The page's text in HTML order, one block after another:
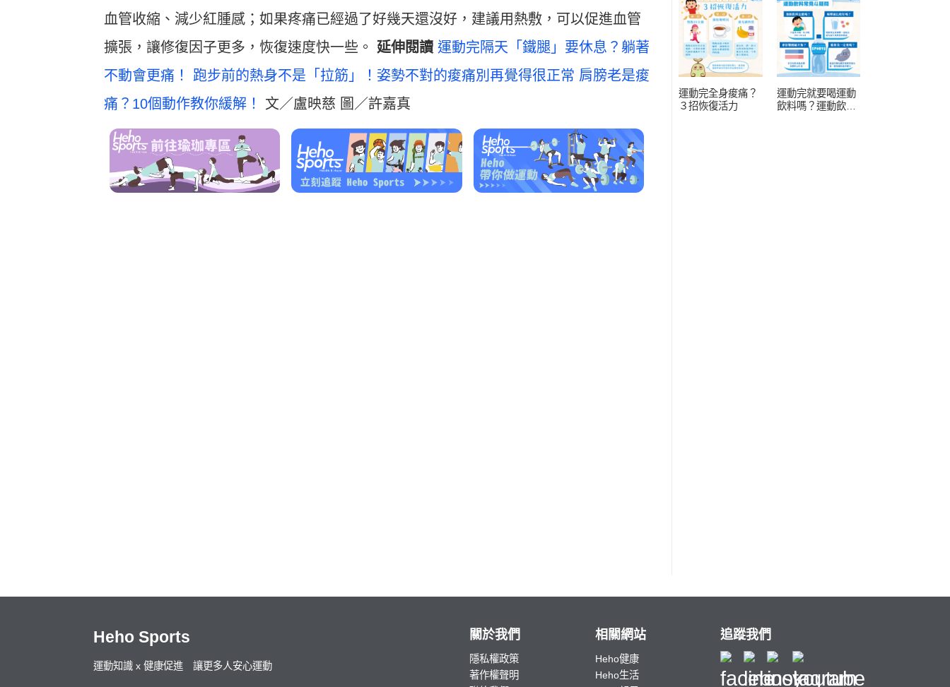
血管收縮、減少紅腫感；如果疼痛已經過了好幾天還沒好，建議用熱敷，可以促進血管
擴張，讓修復因子更多，恢復速度快一些。 延伸閱讀 運動完隔天「鐵腿」要休息？躺著
不動會更痛！
跑步前的熱身不是「拉筋」！姿勢不對的痠痛別再覺得很正常 肩膀老是痠
痛？10個動作教你緩解！
文／盧映慈 圖／許嘉真
運動完全身痠痛？
３招恢復活力
運動完就要喝運動
飲料嗎？運動飲料
Heho Sports
運動知識 x 健康促進 讓更多人安心運動
關於我們
隱私權政策
著作權聲明
相關網站
Heho健康
Heho生活
追蹤我們